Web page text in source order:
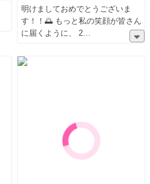
明けましておめでとうございま
す！！🌅 もっと私の笑顔が皆さん
に届くように、 2